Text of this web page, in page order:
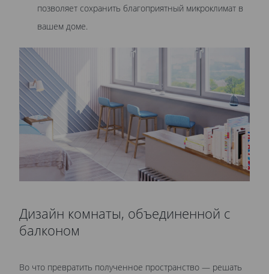
позволяет сохранить благоприятный микроклимат в
вашем доме.
Дизайн комнаты, объединенной с
балконом
Во что превратить полученное пространство — решать